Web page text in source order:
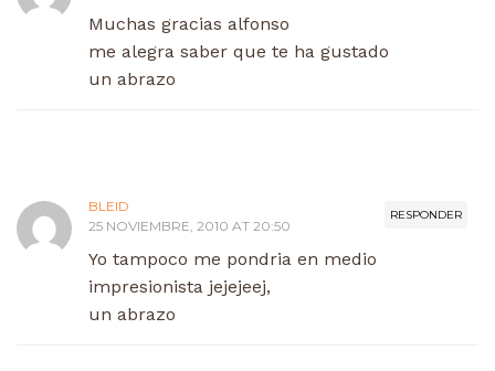
Muchas gracias alfonso
me alegra saber que te ha gustado
un abrazo
RESPONDER
BLEID
25 NOVIEMBRE, 2010 AT 20:50
Yo tampoco me pondria en medio
impresionista jejejeej,
un abrazo